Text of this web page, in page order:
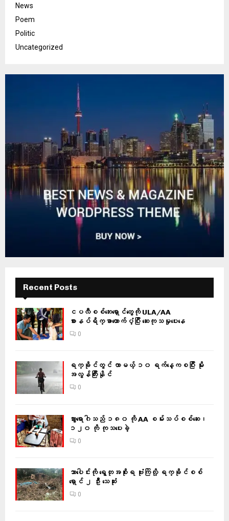
News
Poem
Politic
Uncategorized
Recent Posts
ငပလီစစ်ဘေးရှောင်တွေကို ULA/AA
စားနပ်ရိက္ခာထောက်ပံ့ပြီး ဆေးကုသမှုပေးနေ
0
ရက္ခိုင်တွင် လာမယ့် ၁၀ ရက်နေ့ကစပြီး မိုး
အလွန်ကြီးနိုင်
0
သွားရောဂါသည် ၁၈၀ ကို AA စမ်းသပ်စစ်ဆေး၊
၁၂၀ ကို ကုသပေးခဲ့
0
သာပေါင်းကို ရွေတုအစိုးရ ဗုံးကြဲလို့ ရက္ခိုင်စစ်
ရှောင် ၂ ဦး သေဆုံး
0